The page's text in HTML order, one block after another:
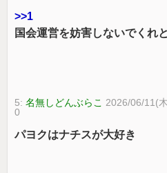
>>1
国会運営を妨害しないでくれ
5:名無しどんぶらこ 2026/06/11(
0
パヨクはナチスが大好き